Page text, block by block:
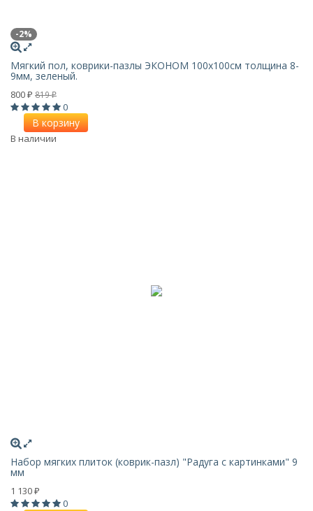
-2%
Мягкий пол, коврики-пазлы ЭКОНОМ 100х100см толщина 8-
9мм, зеленый.
800 ₽ 819₽
0
В корзину
В наличии
Набор мягких плиток (коврик-пазл) "Радуга с картинками" 9
мм
1 130 ₽
0